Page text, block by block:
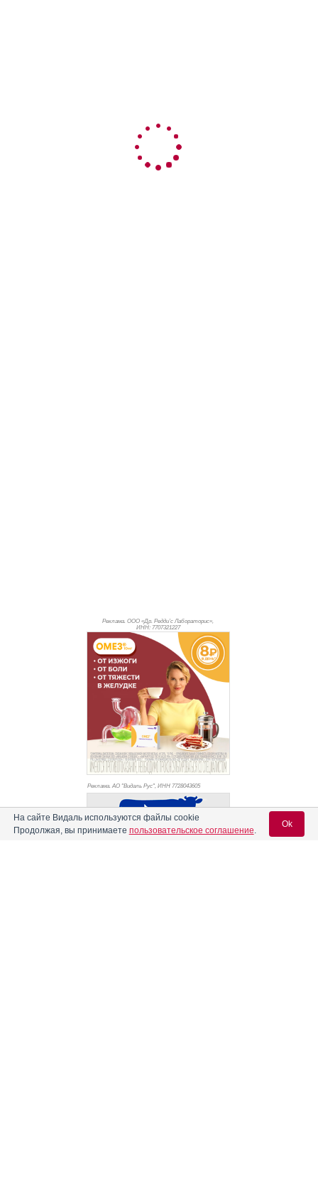
Реклама. ООО «Др. Редди’с Лабораторис»,
ИНН: 7707321227
Реклама. АО "Видаль Рус", ИНН 7728043605
На сайте Видаль используются файлы cookie
Продолжая, вы принимаете пользовательское соглашение.
Ok